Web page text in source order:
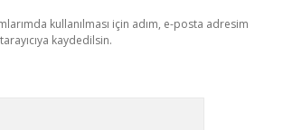
kullanılması için adım, e-posta adresim
kaydedilsin.